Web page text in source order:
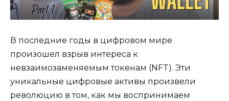
В последние годы в цифровом мире
произошел взрыв интереса к
невзаимозаменяемым токенам (NFT). Эти
уникальные цифровые активы произвели
революцию в том, как мы воспринимаем